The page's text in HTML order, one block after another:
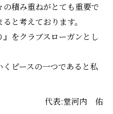
積み重ねがとても重要で
と考えております。
をクラブスローガンとし
ピースの一つであると私
代表:堂河内 佑